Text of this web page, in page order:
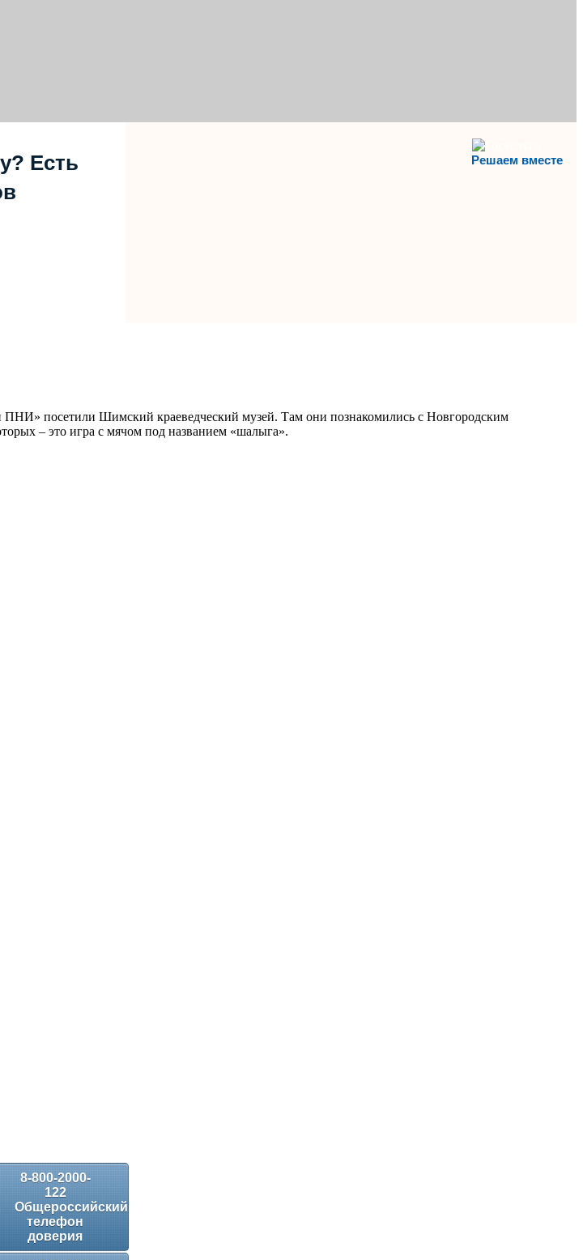
Решаем вместе
Есть
посетили Шимский краеведческий музей. Там они познакомились с Новгородским
– это игра с мячом под названием «шалыга».
8-800-2000-
122
Общероссийский
телефон
доверия